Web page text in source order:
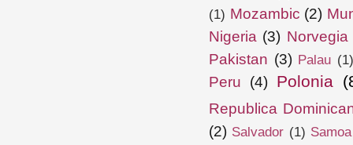
(1) Mozambic (2)
Nigeria (3) Norvegia
Pakistan (3) Palau (1)
Peru (4) Polonia
Republica
(2) Salvador (1) Samoa